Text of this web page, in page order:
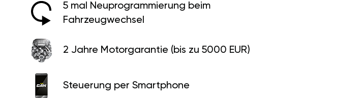
5 mal Neuprogrammierung beim
Fahrzeugwechsel
2 Jahre Motorgarantie (bis zu 5000 EUR)
Steuerung per Smartphone